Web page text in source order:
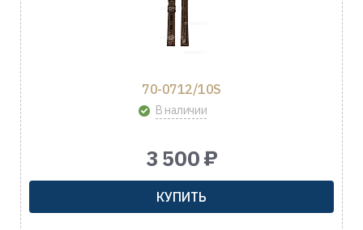
70-0712/10S
В наличии
3 500 ₽
КУПИТЬ